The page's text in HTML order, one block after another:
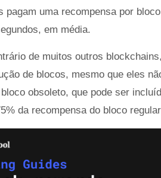
pagam uma recompensa por
em média.
de muitos outros
de blocos, mesmo que eles
obsoleto, que pode ser
da recompensa do bloco